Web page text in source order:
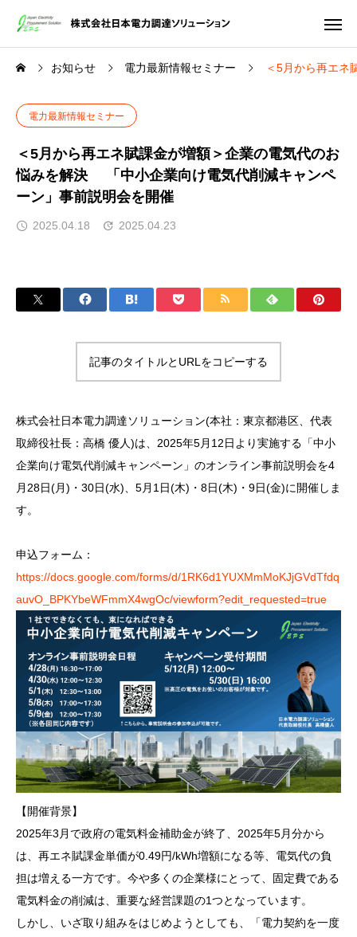
お知らせ 電力最新情報セミナー ＜5月から再エ
電力最新情報セミナー
＜5月から再エネ賦課金が増額＞企業の電気代のお
悩みを解決 「中小企業向け電気代削減キャンペ
ーン」事前説明会を開催
2025.04.18 2025.04.23
記事のタイトルとURLをコピーする
株式会社日本電力調達ソリューション(本社：東京都港区、代表
取締役社長：高橋 優人)は、2025年5月12日より実施する「中小
企業向け電気代削減キャンペーン」のオンライン事前説明会を4
月28日(月)・30日(水)、5月1日(木)・8日(木)・9日(金)に開催しま
す。
申込フォーム：
https://docs.google.com/forms/d/1RK6d1YUXMmMoKJjGVdTfdq
auvO_BPKYbeWFmmX4wgOc/viewform?edit_requested=true
【開催背景】
2025年3月で政府の電気料金補助金が終了、2025年5月分から
は、再エネ賦課金単価が0.49円/kWh増額になる等、電気代の負
担は増える一方です。今や多くの企業様にとって、固定費である
電気料金の削減は、重要な経営課題の1つとなっています。
しかし、いざ取り組みをはじめようとしても、「電力契約を一度